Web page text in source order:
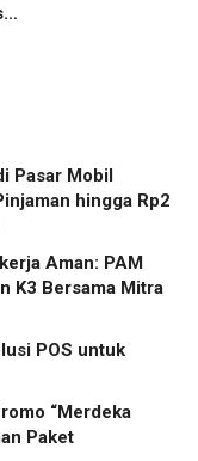
Pasar Mobil
hingga Rp2
Aman: PAM
K3 Bersama Mitra
POS untuk
“Merdeka
Paket